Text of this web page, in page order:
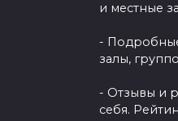
и местные
-
залы,
- Отзывы и
себя.